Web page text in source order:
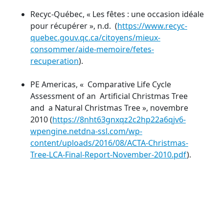
Recyc-Québec, « Les fêtes : une occasion idéale
pour récupérer », n.d. (https://www.recyc-
quebec.gouv.qc.ca/citoyens/mieux-
consommer/aide-memoire/fetes-
recuperation).
PE Americas, « Comparative Life Cycle
Assessment of an Artificial Christmas Tree
and a Natural Christmas Tree », novembre
2010 (https://8nht63gnxqz2c2hp22a6qjv6-
wpengine.netdna-ssl.com/wp-
content/uploads/2016/08/ACTA-Christmas-
Tree-LCA-Final-Report-November-2010.pdf).